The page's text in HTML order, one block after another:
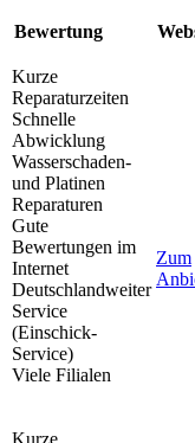
Bewertung
Kurze
Reparaturzeiten
Schnelle
Abwicklung
Wasserschaden-
und Platinen
Reparaturen
Gute
Bewertungen im
Internet
Deutschlandweiter
Service
(Einschick-
Service)
Viele Filialen
Zum
Kurze